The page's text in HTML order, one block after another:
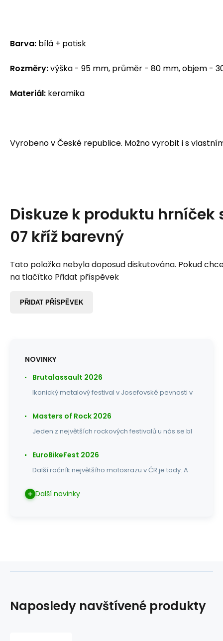
Barva: bílá + potisk
Rozměry:výška - 95 mm, průměr - 80 mm, objem -
Materiál: keramika
Vyrobeno v České republice. Možno vyrobit i s
Diskuze k produktu hrníček
07 kříž barevný
Tato položka nebyla doposud diskutována. Pokud
na tlačítko Přidat příspěvek
PŘIDAT PŘÍSPĚVEK
NOVINKY
Brutalassault 2026
Ikonický metalový festival v Josefovské pevnosti v
Masters of Rock 2026
Jeden z největších rockových festivalů u nás se bl
EuroBikeFest 2026
Další ročník největšího motosrazu v ČR je tady. A
Další novinky
Naposledy navštívené produkty